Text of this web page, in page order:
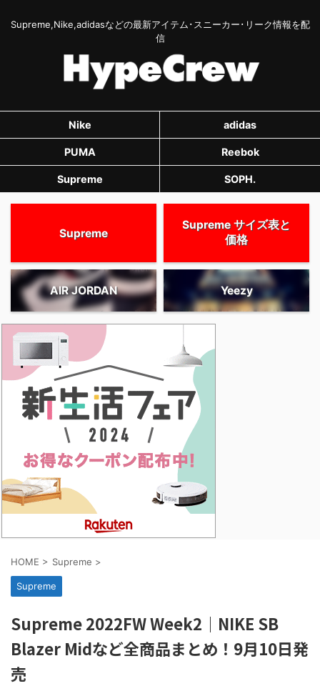
Supreme,Nike,adidasなどの最新アイテム･スニーカー･リーク情報を配
信
Nike adidas
PUMA Reebok
Supreme SOPH.
Supreme
Supreme サイズ表と
価格
AIR JORDAN Yeezy
HOME > Supreme >
Supreme
Supreme 2022FW Week2｜NIKE SB
Blazer Midなど全商品まとめ！9月10日発
売